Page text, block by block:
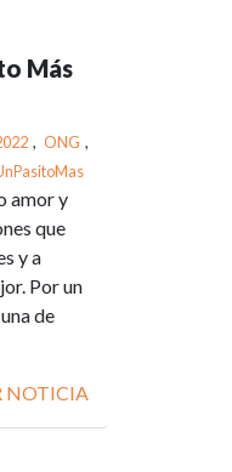
Más
, ONG ,
amor y
que
y a
Por un
de
NOTICIA